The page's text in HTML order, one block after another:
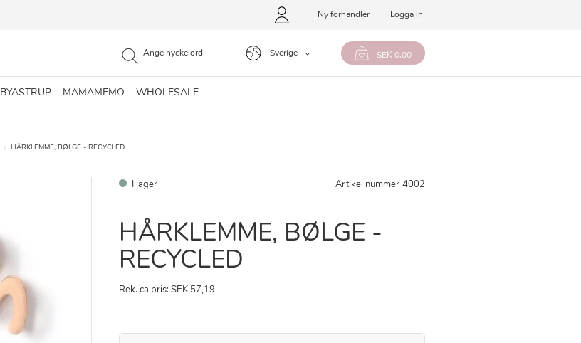
Ny forhandler Logga in
Sverige SEK 0,00
BYASTRUP MAMAMEMO WHOLESALE
HÅRKLEMME, BØLGE - RECYCLED
I lager Artikel nummer 4002
HÅRKLEMME, BØLGE -
RECYCLED
Rek. ca pris: SEK 57,19